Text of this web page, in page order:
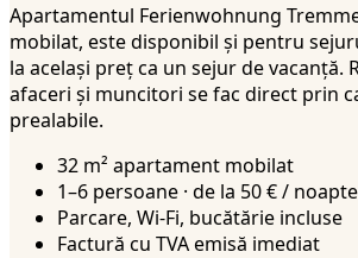
Apartamentul Ferienwohnung
mobilat, este disponibil și pentru
la același preț ca un sejur de vacanță.
afaceri și muncitori se fac direct prin
prealabile.
32 m² apartament mobilat
1–6 persoane · de la 50 € / noapte
Parcare, Wi-Fi, bucătărie incluse
Factură cu TVA emisă imediat